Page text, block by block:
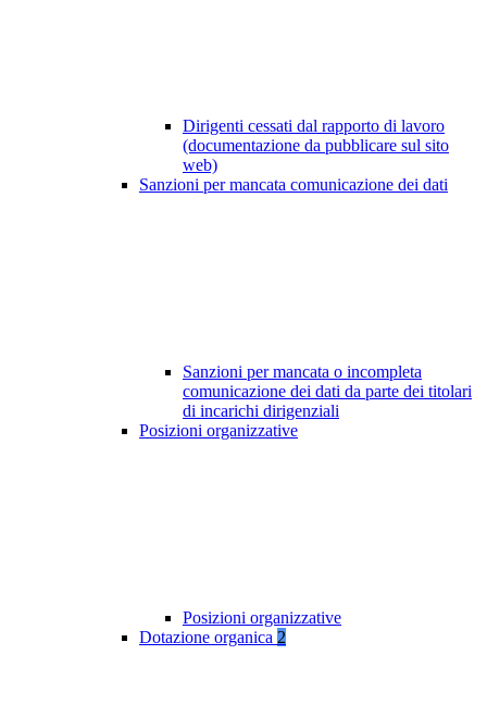
Dirigenti cessati dal rapporto di lavoro
(documentazione da pubblicare sul sito
web)
Sanzioni per mancata comunicazione dei dati
Sanzioni per mancata o incompleta
comunicazione dei dati da parte dei titolari
di incarichi dirigenziali
Posizioni organizzative
Posizioni organizzative
Dotazione organica 2